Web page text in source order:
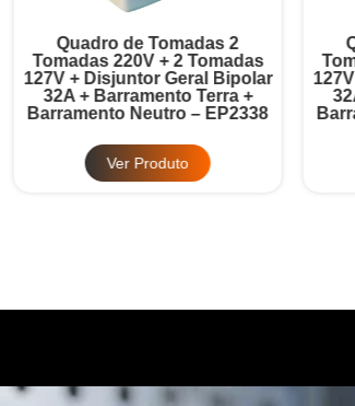
Quadro de Tomadas 2
Tomadas 220V + 2 Tomadas
127V + Disjuntor Geral Bipolar
32A + Barramento Terra +
Barramento Neutro – EP2338
Ver Produto